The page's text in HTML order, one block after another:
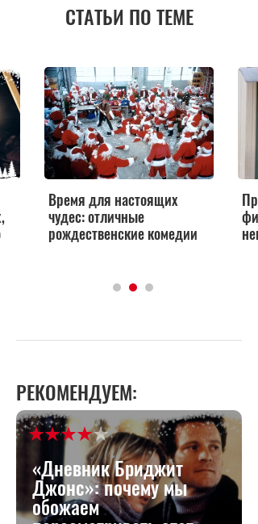
СТАТЬИ ПО ТЕМЕ
Время для настоящих
чудес: отличные
рождественские комедии
РЕКОМЕНДУЕМ:
«Дневник Бриджит
Джонс»: почему мы
обожаем